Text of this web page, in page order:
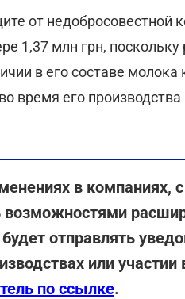
от
млн грн, поскольку
в его составе молока
время его
в компаниях,
возможностями
отправлять
или участии
по ссылке.